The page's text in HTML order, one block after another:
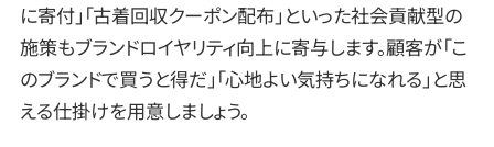
に寄付」「古着回収クーポン配布」といった社会貢献型の
施策もブランドロイヤリティ向上に寄与します。顧客が「こ
のブランドで買うと得だ」「心地よい気持ちになれる」と思
える仕掛けを用意しましょう。